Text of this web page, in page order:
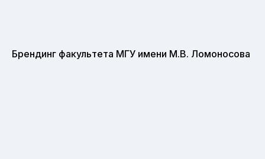
Брендинг факультета МГУ имени М.В. Ломоносова